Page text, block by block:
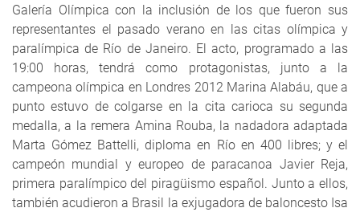
Galería Olímpica con la inclusión de los que fueron sus
representantes el pasado verano en las citas olímpica y
paralímpica de Río de Janeiro. El acto, programado a las
19:00 horas, tendrá como protagonistas, junto a la
campeona olímpica en Londres 2012 Marina Alabáu, que a
punto estuvo de colgarse en la cita carioca su segunda
medalla, a la remera Amina Rouba, la nadadora adaptada
Marta Gómez Battelli, diploma en Río en 400 libres; y el
campeón mundial y europeo de paracanoa Javier Reja,
primera paralímpico del piragüismo español. Junto a ellos,
también acudieron a Brasil la exjugadora de baloncesto Isa